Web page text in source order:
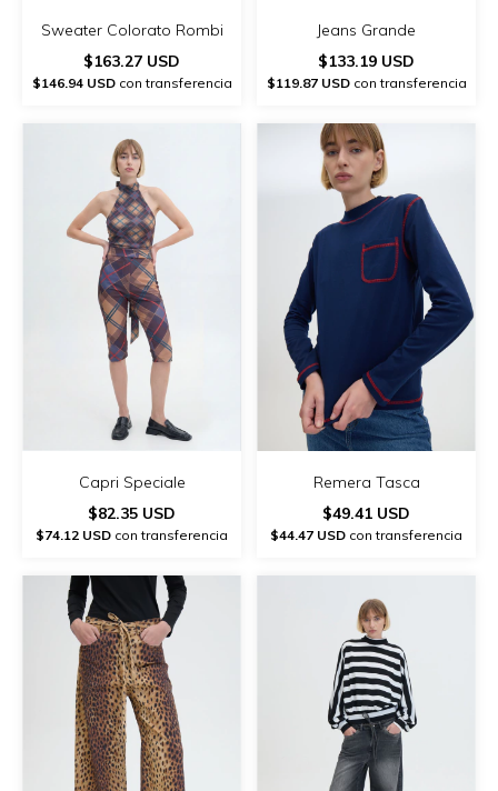
Sweater Colorato Rombi
$163.27 USD
$146.94 USDcon transferencia
Jeans Grande
$133.19 USD
$119.87 USDcon transferencia
Capri Speciale
$82.35 USD
$74.12 USD con transferencia
Remera Tasca
$49.41 USD
$44.47 USD con transferencia